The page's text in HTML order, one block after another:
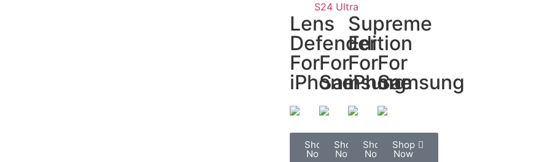
S24 Ultra
Lens
Defender
Supreme
Edition
For
iPhone
Shop
Now
For
Samsung
Shop
Now
For
iPhone
Shop
Now
For
Samsung
Shop
Now